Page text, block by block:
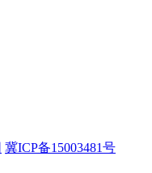
冀ICP备15003481号